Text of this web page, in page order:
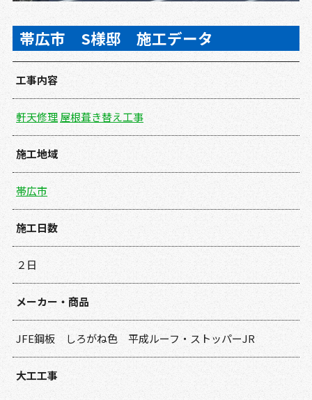
帯広市 S様邸 施工データ
工事内容
軒天修理屋根葺き替え工事
施工地域
帯広市
施工日数
２日
メーカー・商品
JFE鋼板 しろがね色 平成ルーフ・ストッパーJR
大工工事